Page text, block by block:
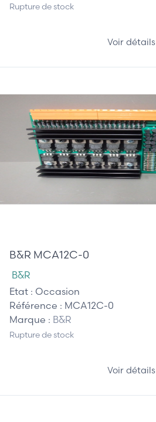
Rupture de stock
Voir détails
B&R MCA12C-0
B&R
Etat : Occasion
Référence : MCA12C-0
Marque : B&R
Rupture de stock
Voir détails